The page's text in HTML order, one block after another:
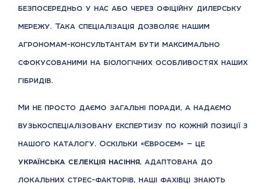
безпосередньо у нас або через офіційну дилерську
мережу. Така спеціалізація дозволяє нашим
агрономам-консультантам бути максимально
сфокусованими на біологічних особливостях наших
гібридів.
Ми не просто даємо загальні поради, а надаємо
вузькоспеціалізовану експертизу по кожній позиції з
нашого каталогу. Оскільки «Євросем» — це
українська селекція насіння, адаптована до
локальних стрес-факторів, наші фахівці знають